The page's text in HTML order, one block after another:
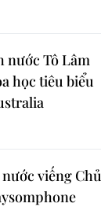
nước Tô Lâm
học tiêu biểu
viếng Chủ